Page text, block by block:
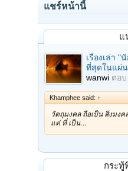
แชร์หน้านี้
แ
เรื่องเล่า "
ที่สุดในแผ่
wanwi ตอบ
Khamphee said: ↑
วัตถุมงคล ถือเป็น สิ่งมงค
แต่ ที่ เป็น…
กระทู้